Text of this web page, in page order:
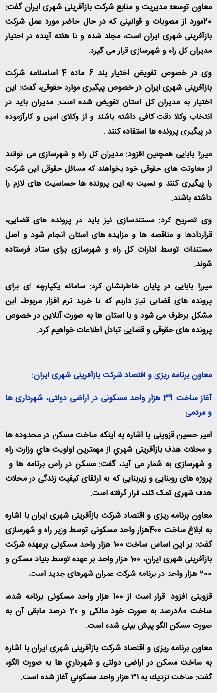
معاون توسعه مدیریت و منابع شرکت بازآفرینی شهری ایران گفت:
20مورد از مصوبات و قوانینی که در حال حاضر مورد عمل شرکت
بازآفرینی شهری ایران است، مجلد شده و تا هفته آینده در اختیار
مدیران کل راه و شهرسازی قرار می گیرد.
وی در خصوص تفویض اختیار بند 6 ماده 4 اساسنامه شرکت
بازآفرینی شهری ایران در خصوص پیگیری موارد حقوقی، گفت: این
اختیار به مدیران کل استان تفویض شده است. مدیران باید در
انتخاب وکلا دقت کافی داشته باشند و از وکلای امین و کارآزموده
در پیگیری پرونده ها استفاده کنند .
میرزا بابایی همچنین افزود: مدیران کل راه و شهرسازی می توانند
از معاونت های حقوقی خود بخواهند که مسائل حقوقی این شرکت
را پیگیری کنند و نسبت به این پرونده ها حساسیت های لازم را
داشته باشند.
وی تصریح کرد: مستندسازی نیز باید در پرونده های قضایی،
قراردادها و مناقصه ها و مزایده های استان انجام شود و اصل
مستندات توسط ادارات کل راه و شهرسازی برای ستاد فرستاده
شوند.
میرزا بابایی در پایان خاطرنشان کرد: سامانه یکپارچه ای برای
پرونده های قضایی نیاز داریم که با خرید نرم افزار مربوط، این
مشکل برطرف می شود و با استان ها به صورت آنلاین در خصوص
پرونده های حقوقی و قضایی تبادل اطلاعات خواهیم کرد.
معاون برنامه ریزی و اقتصاد شرکت بازآفرینی شهری ایران:
آغاز ساخت 39 هزار واحد مسکونی در اراضی دولتی، شهرداری ها
و مردمی
امیر حسین قزوینی با اشاره به اینکه ساخت مسکن در محدوده ها
و محلات هدف بازآفرینی شهري از مهمترين اولویت هاي وزارت راه
و شهرسازی به شمار می آید، گفت: مسکن در راس برنامه ها و
پروژه های روبنایی و زیربنایی که به ارتقای کیفیت زندگی در محلات
هدف شهری کمک کند، قرار گرفته است.
معاون برنامه ریزی و اقتصاد شرکت بازآفرینی شهری ایران با اشاره
به ابلاغ ساخت 400هزار واحد مسکونی توسط وزیر راه و شهرسازی
گفت: بر این اساس ساخت 100 هزار واحد مسکونی برعهده شرکت
بازآفرینی شهری ایران، 100 هزار واحد بر عهده توسط بنیاد مسکن و
200 هزار واحد در برنامه شرکت عمران شهرهای جدید است
.
قزوینی افزود: قرار است از 100 هزار واحد مسکونی برنامه شده،
ساخت 80درصد به صورت خود مالکی و 20 درصد مابقی آن به
صورت مسكن الگو پیش بینی شده است.
معاون برنامه ریزی و اقتصاد شرکت بازآفرینی شهری ایران با اشاره
به ساخت مسکن در اراضی دولتی و شهرداري ها به صورت الگو،
گفت: ساخت نزديك به ٣١ هزار واحد مسکوني آغاز شده است
.